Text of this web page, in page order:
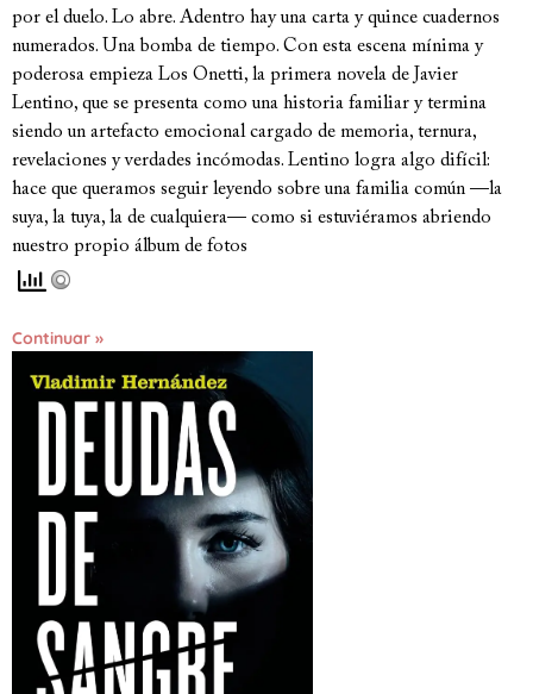
por el duelo. Lo abre. Adentro hay una carta y quince cuadernos
numerados. Una bomba de tiempo. Con esta escena mínima y
poderosa empieza Los Onetti, la primera novela de Javier
Lentino, que se presenta como una historia familiar y termina
siendo un artefacto emocional cargado de memoria, ternura,
revelaciones y verdades incómodas. Lentino logra algo difícil:
hace que queramos seguir leyendo sobre una familia común —la
suya, la tuya, la de cualquiera— como si estuviéramos abriendo
nuestro propio álbum de fotos
Continuar »